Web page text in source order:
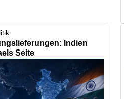
Indien
Seite